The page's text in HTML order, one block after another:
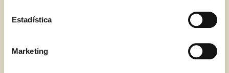
identifican de ninguna forma.
Estadística
Marketing